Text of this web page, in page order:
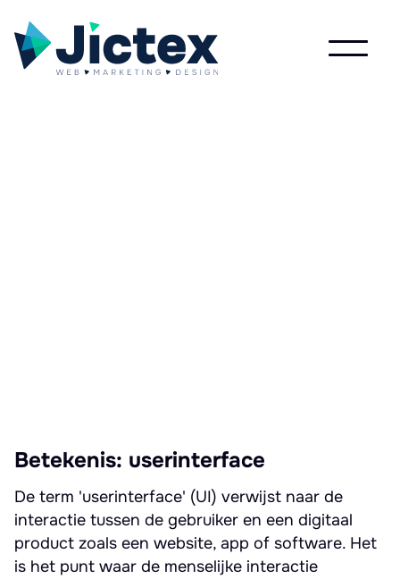
Betekenis: userinterface
De term 'userinterface' (UI) verwijst naar de
interactie tussen de gebruiker en een digitaal
product zoals een website, app of software. Het
is het punt waar de menselijke interactie